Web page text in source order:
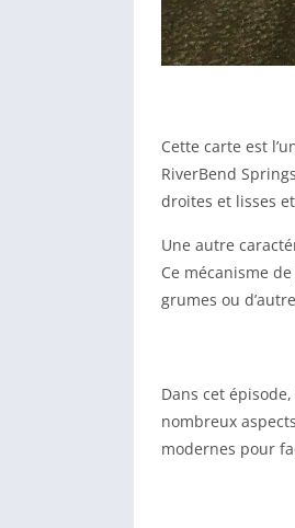
Cette carte est
RiverBend
droites et lisses
Une autre
Ce mécanisme
grumes ou
Dans cet
nombreux
modernes pour